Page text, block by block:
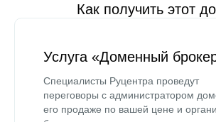
Как получить этот
Услуга «Доменный
Специалисты Руцентра проведут
переговоры с администратором
его продаже по вашей цене и